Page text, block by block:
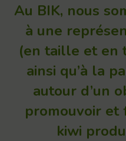
Au BIK, nous
à une
(en taille et en
ainsi qu’à la
autour d’un
promouvoir et
kiwi